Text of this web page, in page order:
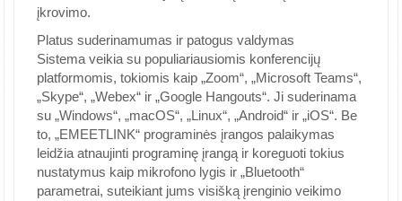
įkrovimo.
Platus suderinamumas ir patogus valdymas
Sistema veikia su populiariausiomis konferencijų
platformomis, tokiomis kaip „Zoom“, „Microsoft Teams“,
„Skype“, „Webex“ ir „Google Hangouts“. Ji suderinama
su „Windows“, „macOS“, „Linux“, „Android“ ir „iOS“. Be
to, „EMEETLINK“ programinės įrangos palaikymas
leidžia atnaujinti programinę įrangą ir koreguoti tokius
nustatymus kaip mikrofono lygis ir „Bluetooth“
parametrai, suteikiant jums visišką įrenginio veikimo